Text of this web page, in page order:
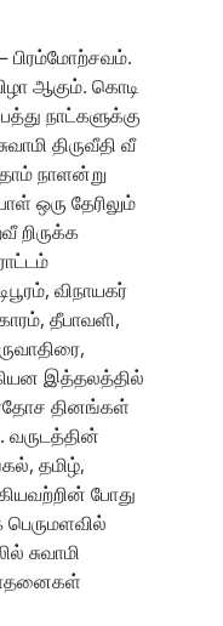
பிரம்மோற்சவம்.
ஆகும். கொடி
நாட்களுக்கு
திருவீதி வீ
நாளன்று
ஒரு தேரிலும்
றிருக்க
விநாயகர்
தீபாவளி,
இத்தலத்தில்
தினங்கள்
வருடத்தின்
தமிழ்,
போது
சுவாமி